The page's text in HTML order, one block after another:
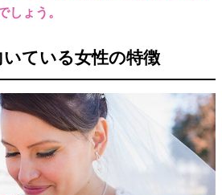
しょう。
いている女性の特徴